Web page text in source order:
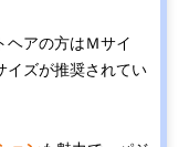
ヘアの方はＭサイ
イズが推奨されてい